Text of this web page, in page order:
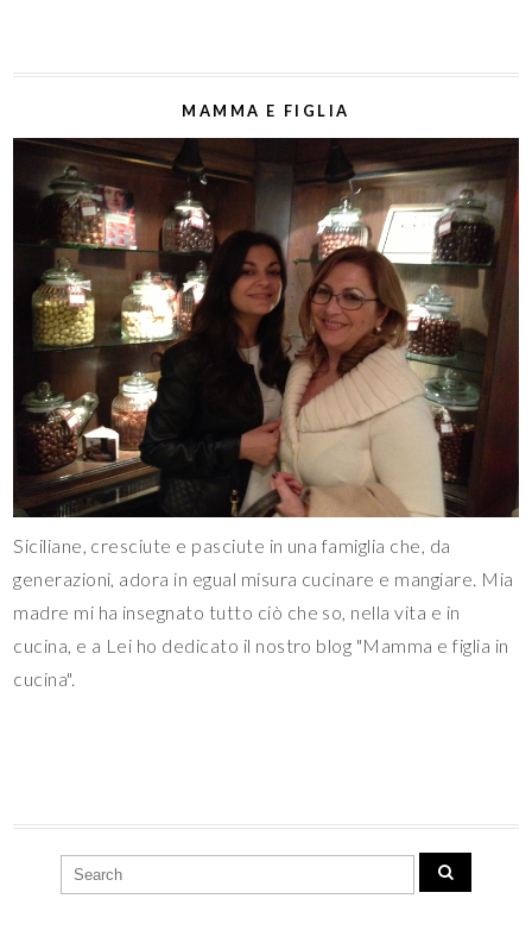
MAMMA E FIGLIA
Siciliane, cresciute e pasciute in una famiglia che, da
generazioni, adora in egual misura cucinare e mangiare. Mia
madre mi ha insegnato tutto ciò che so, nella vita e in
cucina, e a Lei ho dedicato il nostro blog "Mamma e figlia in
cucina".